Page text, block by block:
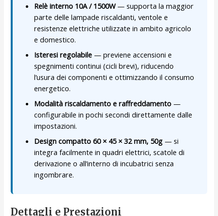
Relè interno 10A / 1500W— supporta la maggior
parte delle lampade riscaldanti, ventole e
resistenze elettriche utilizzate in ambito agricolo
e domestico.
Isteresi regolabile — previene accensioni e
spegnimenti continui (cicli brevi), riducendo
l’usura dei componenti e ottimizzando il consumo
energetico.
Modalità riscaldamento e raffreddamento —
configurabile in pochi secondi direttamente dalle
impostazioni.
Design compatto 60 × 45 × 32 mm, 50g — si
integra facilmente in quadri elettrici, scatole di
derivazione o all’interno di incubatrici senza
ingombrare.
Dettagli e Prestazioni